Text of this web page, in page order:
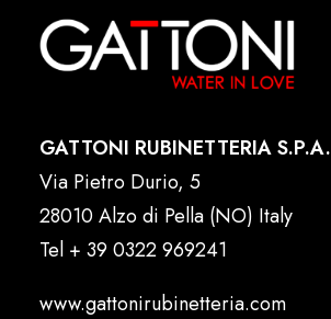
GATTONI RUBINETTERIA S.P.A.
Via Pietro Durio, 5
28010 Alzo di Pella (NO) Italy
Tel + 39 0322 969241
www.gattonirubinetteria.com